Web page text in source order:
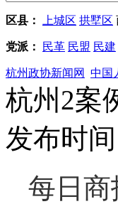
区县： 上城区 拱墅区
党派： 民革 民盟 民建
杭州政协新闻网 中国
杭州2案
发布时
每日